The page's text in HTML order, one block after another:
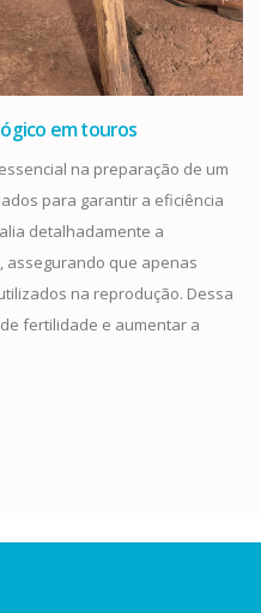
em touros
na preparação de um
para garantir a eficiência
detalhadamente a
assegurando que apenas
na reprodução. Dessa
fertilidade e aumentar a